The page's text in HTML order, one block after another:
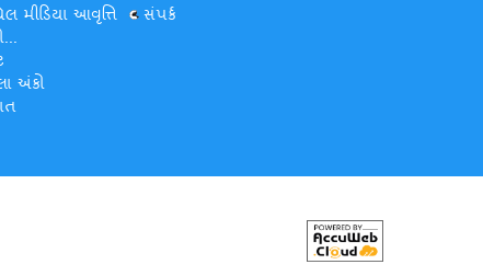
મીડિયા આવૃત્તિ
અંકો
સંપર્ક